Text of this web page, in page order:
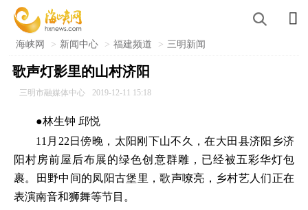

海峡网 > 新闻中心 > 福建频道 > 三明新闻
歌声灯影里的山村济阳
三明市融媒体中心 2019-12-11 15:18
●林生钟 邱悦
11月22日傍晚，太阳刚下山不久，在大田县济阳乡济
阳村房前屋后布展的绿色创意群雕，已经被五彩华灯包
裹。田野中间的凤阳古堡里，歌声嘹亮，乡村艺人们正在
表演南音和狮舞等节目。